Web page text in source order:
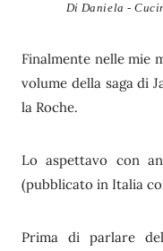
Di Daniela -
Finalmente nelle mie
volume della saga di
la Roche.
Lo aspettavo con
(pubblicato in Italia
Prima di parlare